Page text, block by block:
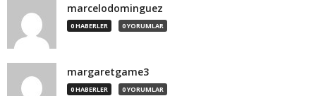
marcelodominguez
0 HABERLER 0 YORUMLAR
margaretgame3
0 HABERLER 0 YORUMLAR